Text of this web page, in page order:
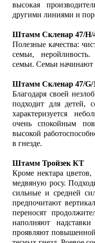
высокая
другими линиями и
Штамм Скленар 47/H/
Полезные качества:
семьи,
семьи. Семьи начинают
Штамм Скленар 47/G/
Благодаря своей
подходит для детей,
характеризуется
очень спокойным
высокой
в гнезде.
Штамм Тройзек КТ
Кроме нектара цветов,
медвяную росу.
сильные и средней
предпочитают
переносят
наполняют
проявляют